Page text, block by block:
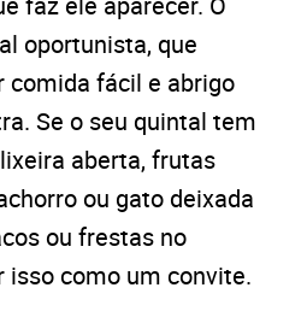
oportunista, que
comida fácil e abrigo
Se o seu quintal tem
aberta, frutas
ou gato deixada
ou frestas no
isso como um convite.